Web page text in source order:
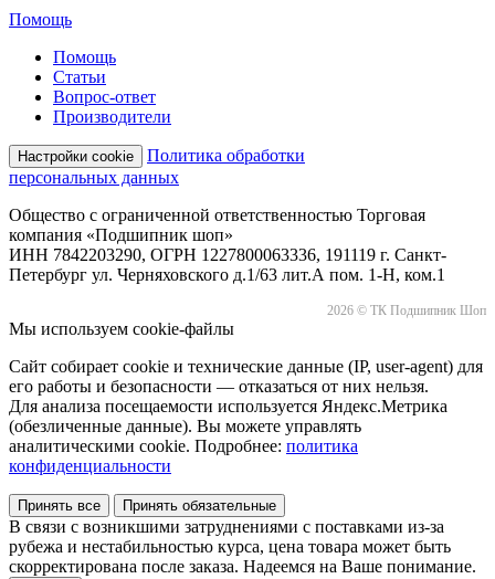
Помощь
Помощь
Статьи
Вопрос-ответ
Производители
Настройки cookie
Политика обработки
персональных данных
Общество с ограниченной ответственностью Торговая
компания «Подшипник шоп»
ИНН 7842203290, ОГРН 1227800063336, 191119 г. Санкт-
Петербург ул. Черняховского д.1/63 лит.А пом. 1-Н, ком.1
2026 © ТК Подшипник Шоп
Мы используем cookie-файлы
Сайт собирает cookie и технические данные (IP, user-agent) для
его работы и безопасности — отказаться от них нельзя.
Для анализа посещаемости используется Яндекс.Метрика
(обезличенные данные). Вы можете управлять
аналитическими cookie. Подробнее: политика
конфиденциальности
Принять все Принять обязательные
В связи с возникшими затруднениями с поставками из-за
рубежа и нестабильностью курса, цена товара может быть
скорректирована после заказа. Надеемся на Ваше понимание.